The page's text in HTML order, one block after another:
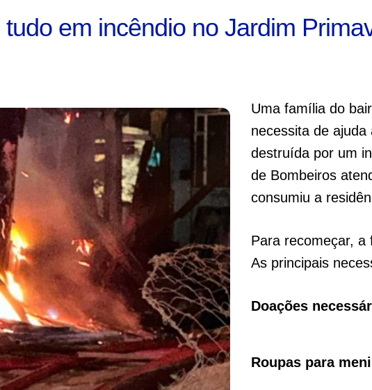
em incêndio no Jardim
Uma família do
necessita de
destruída por um
de Bombeiros
consumiu a
Para recomeçar, a
As principais
Doações
Roupas para